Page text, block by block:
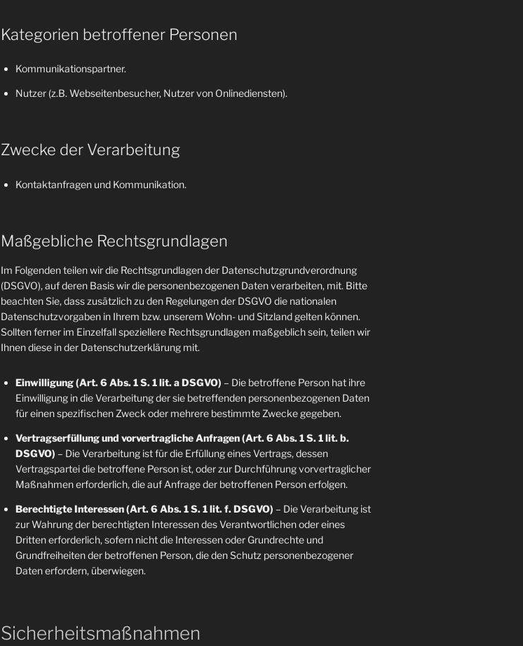
Kategorien betroffener Personen
Kommunikationspartner.
Nutzer (z.B. Webseitenbesucher, Nutzer von Onlinediensten).
Zwecke der Verarbeitung
Kontaktanfragen und Kommunikation.
Maßgebliche Rechtsgrundlagen
Im Folgenden teilen wir die Rechtsgrundlagen der Datenschutzgrundverordnung
(DSGVO), auf deren Basis wir die personenbezogenen Daten verarbeiten, mit. Bitte
beachten Sie, dass zusätzlich zu den Regelungen der DSGVO die nationalen
Datenschutzvorgaben in Ihrem bzw. unserem Wohn- und Sitzland gelten können.
Sollten ferner im Einzelfall speziellere Rechtsgrundlagen maßgeblich sein, teilen wir
Ihnen diese in der Datenschutzerklärung mit.
Einwilligung (Art. 6 Abs. 1 S. 1 lit. a DSGVO) – Die betroffene Person hat ihre
Einwilligung in die Verarbeitung der sie betreffenden personenbezogenen Daten
für einen spezifischen Zweck oder mehrere bestimmte Zwecke gegeben.
Vertragserfüllung und vorvertragliche Anfragen (Art. 6 Abs. 1 S. 1 lit. b.
DSGVO) – Die Verarbeitung ist für die Erfüllung eines Vertrags, dessen
Vertragspartei die betroffene Person ist, oder zur Durchführung vorvertraglicher
Maßnahmen erforderlich, die auf Anfrage der betroffenen Person erfolgen.
Berechtigte Interessen (Art. 6 Abs. 1 S. 1 lit. f. DSGVO) – Die Verarbeitung ist
zur Wahrung der berechtigten Interessen des Verantwortlichen oder eines
Dritten erforderlich, sofern nicht die Interessen oder Grundrechte und
Grundfreiheiten der betroffenen Person, die den Schutz personenbezogener
Daten erfordern, überwiegen.
Sicherheitsmaßnahmen